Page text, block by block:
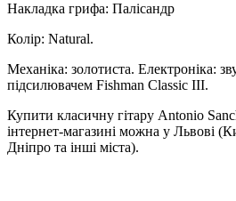
Накладка грифа: Палісандр
Колір: Natural.
Механіка: золотиста. Електроніка:
підсилювачем Fishman Classic III.
Купити класичну гітару Antonio
інтернет-магазині можна у Львові
Дніпро та інші міста).